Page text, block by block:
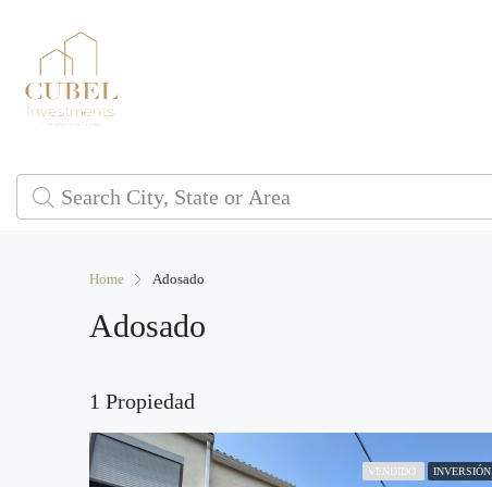
Home Adosado
Adosado
1 Propiedad
VENDIDO INVERSIÓN